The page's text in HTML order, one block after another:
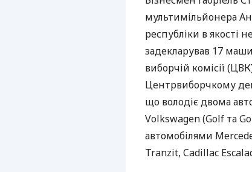
мультимільйонера
республіки в якості
задекларував 17
виборчій комісії
Центрвиборчкому
що володіє двома
Volkswagen (Golf та
автомобілями
Tranzit, Cadillac